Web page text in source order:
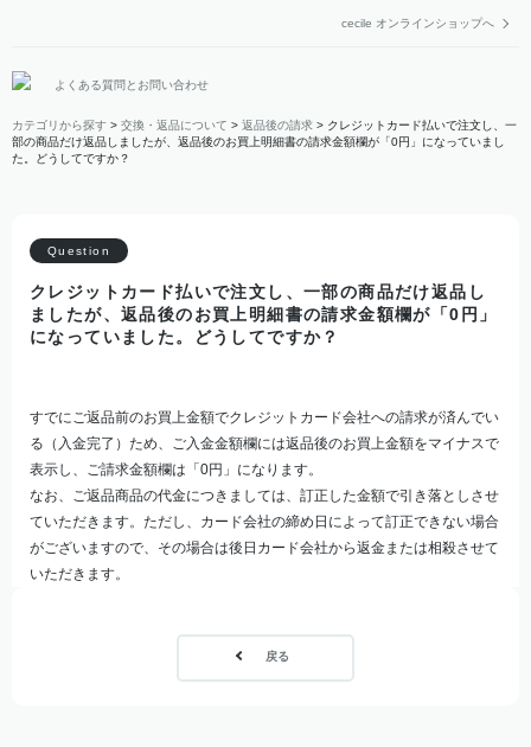
cecile オンラインショップへ
よくある質問とお問い合わせ
カテゴリから探す > 交換・返品について > 返品後の請求 > クレジットカード払いで注文し、一
部の商品だけ返品しましたが、返品後のお買上明細書の請求金額欄が「0円」になっていまし
た。どうしてですか？
クレジットカード払いで注文し、一部の商品だけ返品し
ましたが、返品後のお買上明細書の請求金額欄が「0円」
になっていました。どうしてですか？
すでにご返品前のお買上金額でクレジットカード会社への請求が済んでい
る（入金完了）ため、ご入金金額欄には返品後のお買上金額をマイナスで
表示し、ご請求金額欄は「0円」になります。
なお、ご返品商品の代金につきましては、訂正した金額で引き落としさせ
ていただきます。ただし、カード会社の締め日によって訂正できない場合
がございますので、その場合は後日カード会社から返金または相殺させて
いただきます。
戻る